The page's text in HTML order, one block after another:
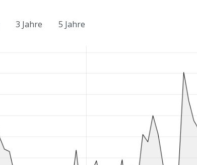
3 Jahre 5 Jahre